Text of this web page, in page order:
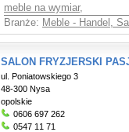
meble na wymiar,
Branże: Meble - Handel,
SALON FRYZJERSKI
ul. Poniatowskiego 3
48-300 Nysa
opolskie
0606 697 262
0547 11 71